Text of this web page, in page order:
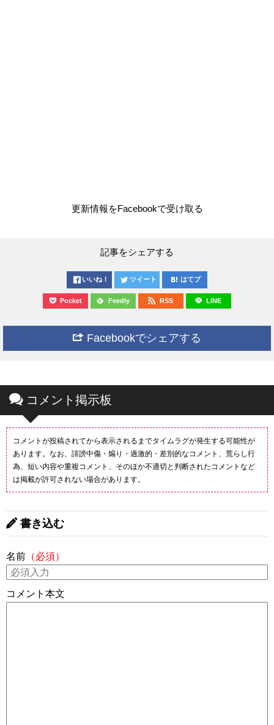
更新情報をFacebookで受け取る
記事をシェアする
いいね！ ツイート はてブ
Pocket Feedly RSS LINE
Facebookでシェアする
コメント掲示板
コメントが投稿されてから表示されるまでタイムラグが発生する可能性が
あります。なお、誹謗中傷・煽り・過激的・差別的なコメント、荒らし行
為、短い内容や重複コメント、そのほか不適切と判断されたコメントなど
は掲載が許可されない場合があります。
書き込む
名前 （必須）
コメント本文